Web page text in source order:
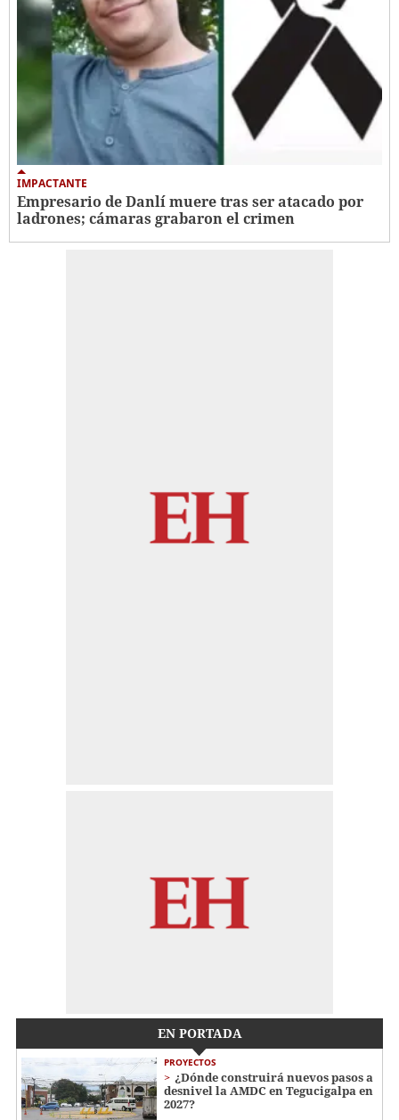
IMPACTANTE
Empresario de Danlí muere tras ser atacado por
ladrones; cámaras grabaron el crimen
EN PORTADA
PROYECTOS
¿Dónde construirá nuevos pasos a
desnivel la AMDC en Tegucigalpa en
2027?